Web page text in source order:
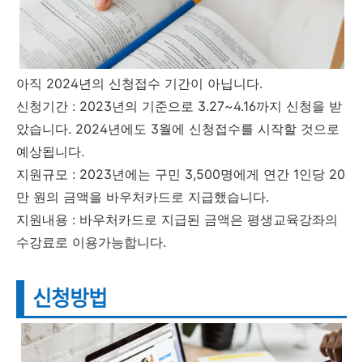
아직 2024년의 신청접수 기간이 아닙니다.
신청기간 : 2023년의 기준으로 3.27~4.16까지 신청을 받
았습니다. 2024년에도 3월에 신청접수를 시작할 것으로
예상됩니다.
지원규모 : 2023년에는 구민 3,500명에게 연간 1인당 20
만 원의 금액을 바우처카드로 지급했습니다.
지원내용 : 바우처카드로 지급된 금액은 평생교육강좌의
수강료로 이용가능합니다.
신청방법